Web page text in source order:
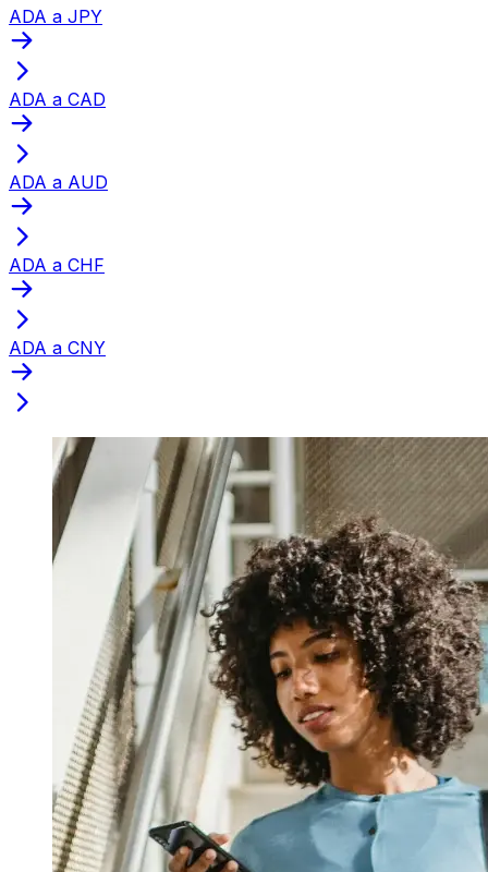
ADA a JPY
ADA a CAD
ADA a AUD
ADA a CHF
ADA a CNY